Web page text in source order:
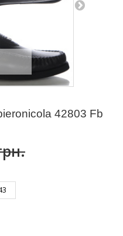
42803 Fb